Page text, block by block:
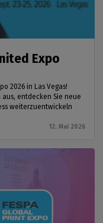
Expo
2026 in Las Vegas!
entdecken Sie neue
weiterzuentwickeln
12. Mai 2026